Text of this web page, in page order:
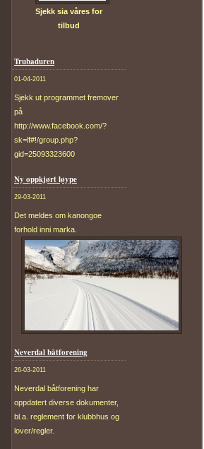
Sjekk sia våres for
tilbud
Trubaduren
01-04-2011
Sjekk ut programmet fremover
på
http://www.facebook.com/?
sk=lf#!/group.php?
gid=25093323600
Ny oppkjørt løype
29-03-2011
Det meldes om kanongoe
forhold inni marka.
Neverdal båtforening
26-03-2011
Neverdal båtforening har
oppdatert diverse dokumenter,
bl.a. reglement for klubbhus og
lover/regler.